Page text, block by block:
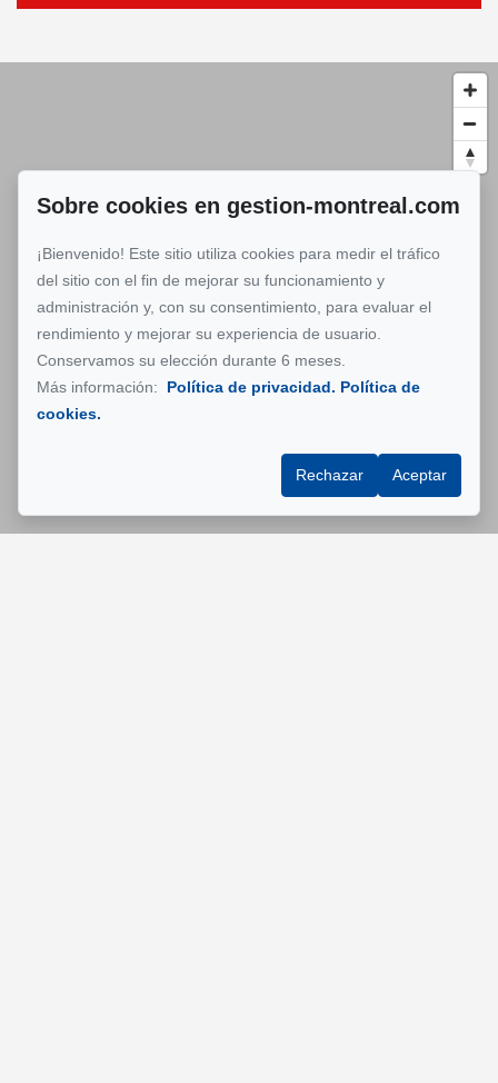
Sobre cookies en gestion-montreal.com
¡Bienvenido! Este sitio utiliza cookies para medir el tráfico
del sitio con el fin de mejorar su funcionamiento y
administración y, con su consentimiento, para evaluar el
rendimiento y mejorar su experiencia de usuario.
Conservamos su elección durante 6 meses.
Más información:
Política de privacidad. Política de
cookies.
Rechazar Aceptar